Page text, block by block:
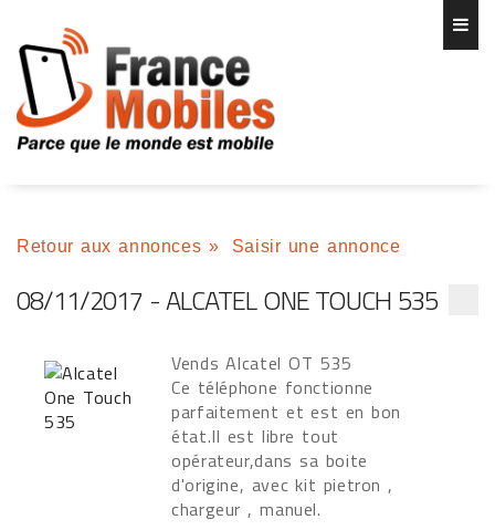
Retour aux annonces » Saisir une annonce
08/11/2017 - ALCATEL ONE TOUCH 535
Vends Alcatel OT 535
Ce téléphone fonctionne
parfaitement et est en bon
état.Il est libre tout
opérateur,dans sa boite
d'origine, avec kit pietron ,
chargeur , manuel.